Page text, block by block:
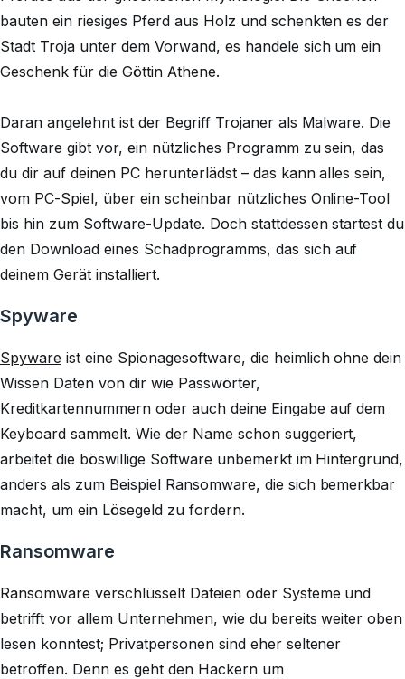
bauten ein riesiges Pferd aus Holz und schenkten es der
Stadt Troja unter dem Vorwand, es handele sich um ein
Geschenk für die Göttin Athene.
Daran angelehnt ist der Begriff Trojaner als Malware. Die
Software gibt vor, ein nützliches Programm zu sein, das
du dir auf deinen PC herunterlädst – das kann alles sein,
vom PC-Spiel, über ein scheinbar nützliches Online-Tool
bis hin zum Software-Update. Doch stattdessen startest du
den Download eines Schadprogramms, das sich auf
deinem Gerät installiert.
Spyware
Spyware ist eine Spionagesoftware, die heimlich ohne dein
Wissen Daten von dir wie Passwörter,
Kreditkartennummern oder auch deine Eingabe auf dem
Keyboard sammelt. Wie der Name schon suggeriert,
arbeitet die böswillige Software unbemerkt im Hintergrund,
anders als zum Beispiel Ransomware, die sich bemerkbar
macht, um ein Lösegeld zu fordern.
Ransomware
Ransomware verschlüsselt Dateien oder Systeme und
betrifft vor allem Unternehmen, wie du bereits weiter oben
lesen konntest; Privatpersonen sind eher seltener
betroffen. Denn es geht den Hackern um